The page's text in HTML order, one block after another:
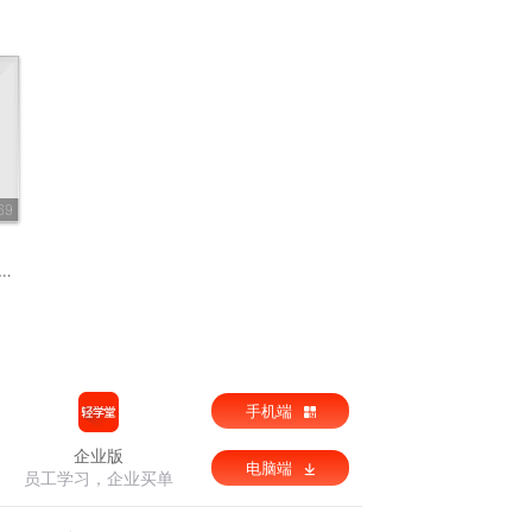
企业版
员工学习，企业买单
手机端
电脑端